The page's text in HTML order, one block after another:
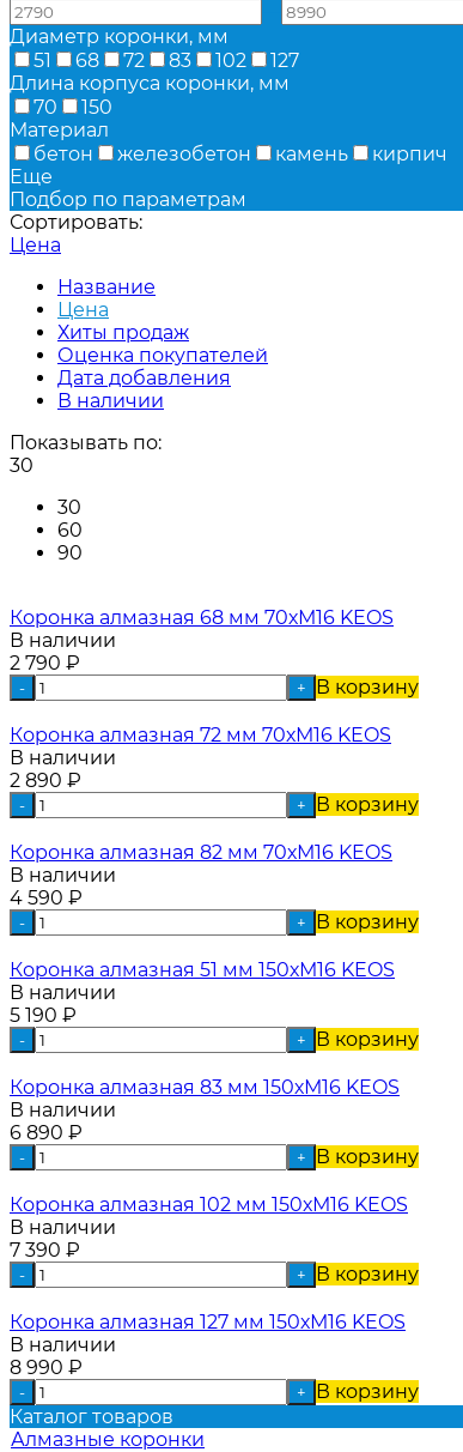
Диаметр коронки, мм
51
68 72 83 102
127
Длина корпуса коронки, мм
70
150
Материал
бетон
железобетон камень
кирпич
Еще
Подбор по параметрам
Сортировать:
Цена
Название
Цена
Хиты продаж
Оценка покупателей
Дата добавления
В наличии
Показывать по:
30
30
60
90
Коронка алмазная 68 мм 70хМ16 KEOS
В наличии
2 790 ₽
- + В корзину
Коронка алмазная 72 мм 70хМ16 KEOS
В наличии
2 890 ₽
- + В корзину
Коронка алмазная 82 мм 70хМ16 KEOS
В наличии
4 590 ₽
- + В корзину
Коронка алмазная 51 мм 150хМ16 KEOS
В наличии
5 190 ₽
- + В корзину
Коронка алмазная 83 мм 150хМ16 KEOS
В наличии
6 890 ₽
- + В корзину
Коронка алмазная 102 мм 150хМ16 KEOS
В наличии
7 390 ₽
- + В корзину
Коронка алмазная 127 мм 150хМ16 KEOS
В наличии
8 990 ₽
- +
В корзину
Каталог товаров
Алмазные коронки